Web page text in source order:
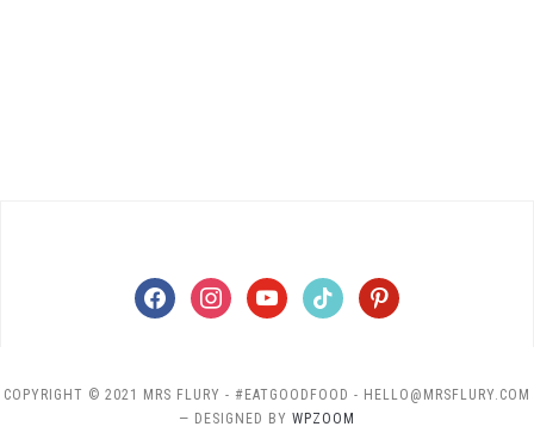
facebookinstagramyoutubetiktok pinterest
COPYRIGHT © 2021 MRS FLURY - #EATGOODFOOD - HELLO@MRSFLURY.COM
— DESIGNED BY WPZOOM